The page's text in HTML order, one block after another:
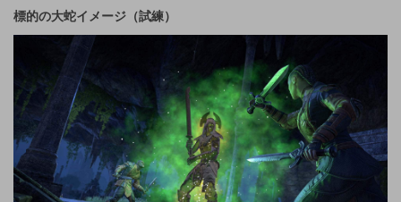
標的の大蛇イメージ（試練）